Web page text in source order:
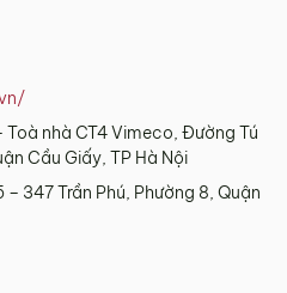
nhà CT4 Vimeco, Đường Tú
Cầu Giấy, TP Hà Nội
347 Trần Phú, Phường 8, Quận